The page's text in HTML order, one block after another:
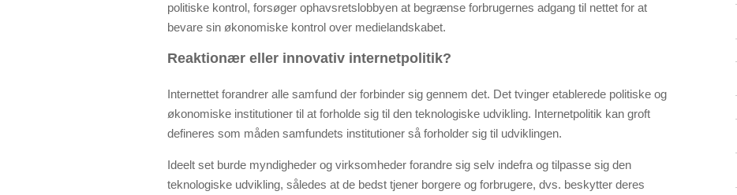
politiske kontrol, forsøger ophavsretslobbyen at begrænse forbrugernes adgang til nettet for at
bevare sin økonomiske kontrol over medielandskabet.
Reaktionær eller innovativ internetpolitik?
Internettet forandrer alle samfund der forbinder sig gennem det. Det tvinger etablerede politiske og
økonomiske institutioner til at forholde sig til den teknologiske udvikling. Internetpolitik kan groft
defineres som måden samfundets institutioner så forholder sig til udviklingen.
Ideelt set burde myndigheder og virksomheder forandre sig selv indefra og tilpasse sig den
teknologiske udvikling, således at de bedst tjener borgere og forbrugere, dvs. beskytter deres